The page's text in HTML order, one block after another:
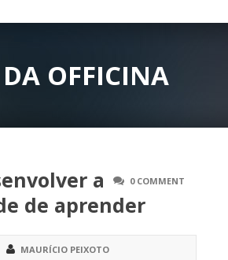
OFFICINA
0 COMMENT
a
de aprender
MAURÍCIO PEIXOTO